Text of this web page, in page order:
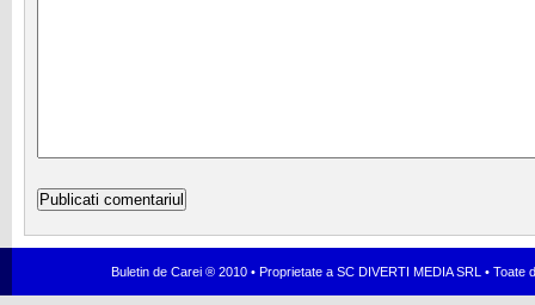
Buletin de Carei ® 2010 • Proprietate a SC DIVERTI MEDIA SRL •